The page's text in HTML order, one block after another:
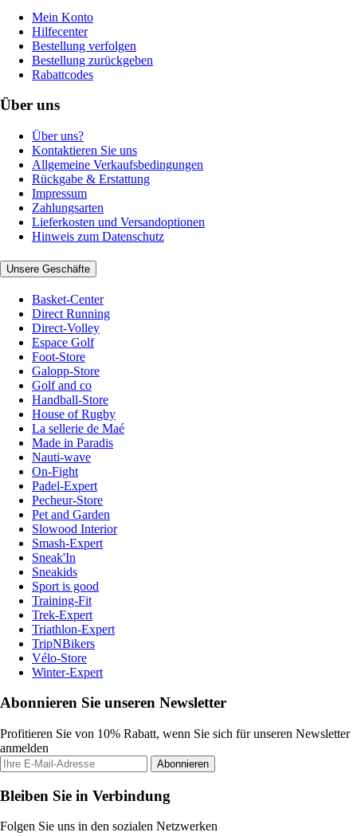
Mein Konto
Hilfecenter
Bestellung verfolgen
Bestellung zurückgeben
Rabattcodes
Über uns
Über uns?
Kontaktieren Sie uns
Allgemeine Verkaufsbedingungen
Rückgabe & Erstattung
Impressum
Zahlungsarten
Lieferkosten und Versandoptionen
Hinweis zum Datenschutz
Unsere Geschäfte
Basket-Center
Direct Running
Direct-Volley
Espace Golf
Foot-Store
Galopp-Store
Golf and co
Handball-Store
House of Rugby
La sellerie de Maé
Made in Paradis
Nauti-wave
On-Fight
Padel-Expert
Pecheur-Store
Pet and Garden
Slowood Interior
Smash-Expert
Sneak'In
Sneakids
Sport is good
Training-Fit
Trek-Expert
Triathlon-Expert
TripNBikers
Vélo-Store
Winter-Expert
Abonnieren Sie unseren Newsletter
Profitieren Sie von 10% Rabatt, wenn Sie sich für unseren Newsletter
anmelden
Abonnieren
Bleiben Sie in Verbindung
Folgen Sie uns in den sozialen Netzwerken